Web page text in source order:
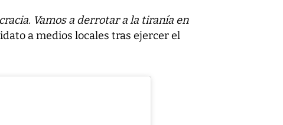
Vamos a derrotar a la tiranía en
a medios locales tras ejercer el